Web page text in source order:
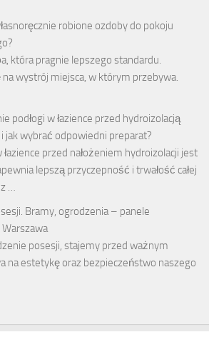
robione ozdoby do pokoju
która pragnie lepszego standardu.
na wystrój miejsca, w którym przebywa.
podłogi w łazience przed hydroizolacją
jak wybrać odpowiedni preparat?
przed nałożeniem hydroizolacji jest
lepszą przyczepność i trwałość całej
…
Bramy, ogrodzenia – panele
posesji, stajemy przed ważnym
na estetykę oraz bezpieczeństwo naszego